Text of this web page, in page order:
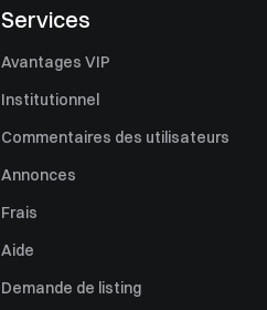
Services
Avantages VIP
Institutionnel
Commentaires des utilisateurs
Annonces
Frais
Aide
Demande de listing